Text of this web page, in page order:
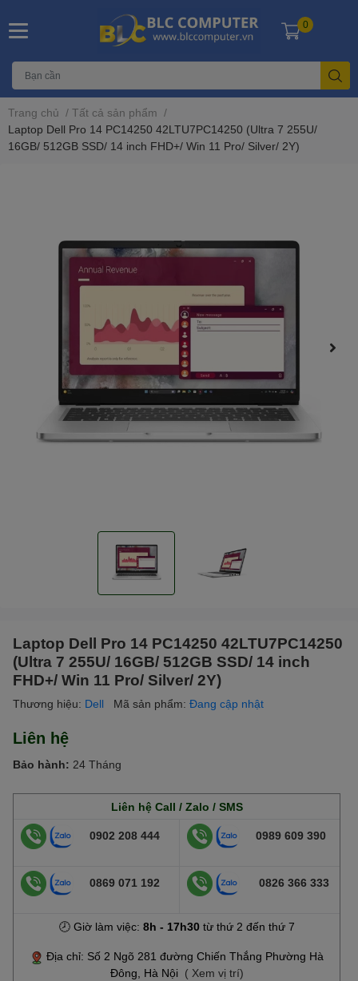
0
Trang chủ / Tất cả sản phẩm /
Laptop Dell Pro 14 PC14250 42LTU7PC14250 (Ultra 7 255U/
16GB/ 512GB SSD/ 14 inch FHD+/ Win 11 Pro/ Silver/ 2Y)
Laptop Dell Pro 14 PC14250 42LTU7PC14250
(Ultra 7 255U/ 16GB/ 512GB SSD/ 14 inch
FHD+/ Win 11 Pro/ Silver/ 2Y)
Thương hiệu: Dell Mã sản phẩm: Đang cập nhật
Liên hệ
Bảo hành: 24 Tháng
Liên hệ Call / Zalo / SMS
0902 208 444 0989 609 390
0869 071 192 0826 366 333
🕗 Giờ làm việc: 8h - 17h30từ thứ 2 đến thứ 7
Địa chỉ: Số 2 Ngõ 281 đường Chiến Thắng Phường Hà
Đông, Hà Nội ( Xem vị trí)